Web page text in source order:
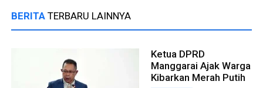
BERITA TERBARU LAINNYA
Ketua DPRD
Manggarai Ajak Warga
Kibarkan Merah Putih